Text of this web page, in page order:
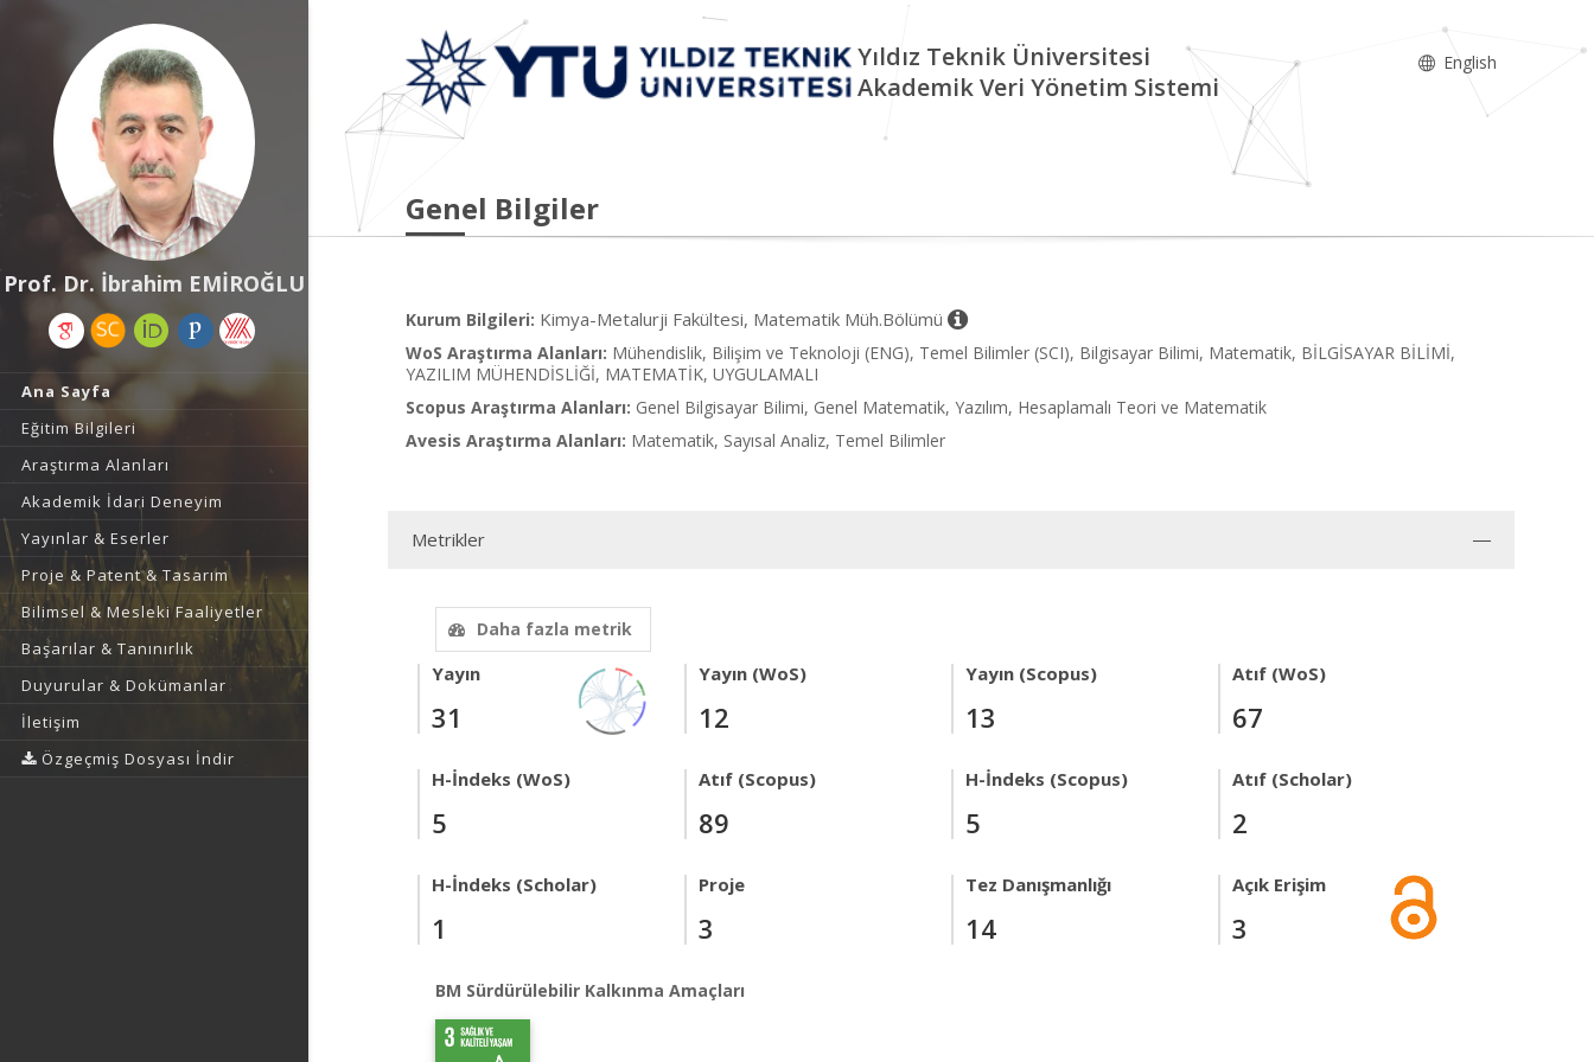
Prof. Dr. İbrahim EMİROĞLU
Ana Sayfa
Eğitim Bilgileri
Araştırma Alanları
Akademik İdari Deneyim
Yayınlar & Eserler
Proje & Patent & Tasarım
Bilimsel & Mesleki Faaliyetler
Başarılar & Tanınırlık
Duyurular & Dokümanlar
İletişim
Özgeçmiş Dosyası İndir
Yıldız Teknik Üniversitesi
Akademik Veri Yönetim Sistemi
English
Genel Bilgiler
Kurum Bilgileri: Kimya-Metalurji Fakültesi, Matematik Müh.Bölümü
WoS Araştırma Alanları: Mühendislik, Bilişim ve Teknoloji (ENG), Temel Bilimler (SCI), Bilgisayar Bilimi, Matematik, BİLGİSAYAR BİLİMİ,
YAZILIM MÜHENDİSLİĞİ, MATEMATİK, UYGULAMALI
Scopus Araştırma Alanları: Genel Bilgisayar Bilimi, Genel Matematik, Yazılım, Hesaplamalı Teori ve Matematik
Avesis Araştırma Alanları: Matematik, Sayısal Analiz, Temel Bilimler
Metrikler
Daha fazla metrik
Yayın
31
Yayın (WoS)
12
Yayın (Scopus)
13
Atıf (WoS)
67
H-İndeks (WoS)
5
Atıf (Scopus)
89
H-İndeks (Scopus)
5
Atıf (Scholar)
2
H-İndeks (Scholar)
1
Proje
3
Tez Danışmanlığı
14
Açık Erişim
3
BM Sürdürülebilir Kalkınma Amaçları